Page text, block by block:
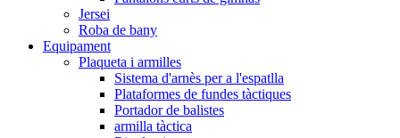
Jersei
Roba de bany
Equipament
Plaqueta i armilles
Sistema d'arnès per a l'espatlla
Plataformes de fundes tàctiques
Portador de balistes
armilla tàctica